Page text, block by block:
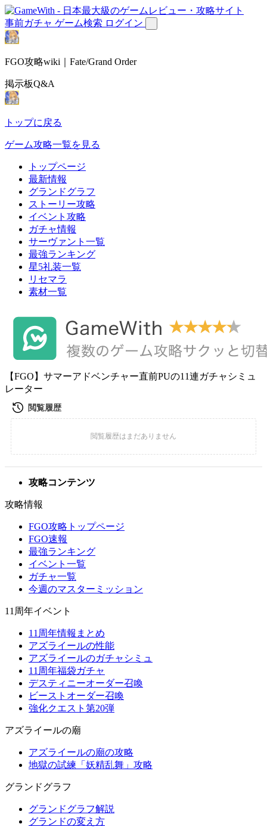
事前ガチャ ゲーム検索 ログイン
FGO攻略wiki｜Fate/Grand Order
掲示板Q&A
トップに戻る
ゲーム攻略一覧を見る
トップページ
最新情報
グランドグラフ
ストーリー攻略
イベント攻略
ガチャ情報
サーヴァント一覧
最強ランキング
星5礼装一覧
リセマラ
素材一覧
【FGO】サマーアドベンチャー直前PUの11連ガチャシミュ
レーター
攻略コンテンツ
攻略情報
FGO攻略トップページ
FGO速報
最強ランキング
イベント一覧
ガチャ一覧
今週のマスターミッション
11周年イベント
11周年情報まとめ
アズライールの性能
アズライールのガチャシミュ
11周年福袋ガチャ
デスティニーオーダー召喚
ビーストオーダー召喚
強化クエスト第20弾
アズライールの廟
アズライールの廟の攻略
地獄の試練「妖精乱舞」攻略
グランドグラフ
グランドグラフ解説
グランドの変え方